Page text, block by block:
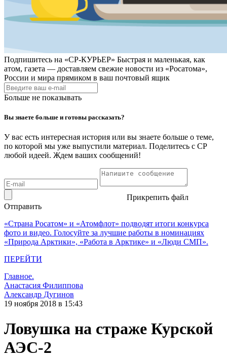
Подпишитесь на «СР-КУРЬЕР» Быстрая и маленькая, как
атом, газета — доставляем свежие новости из «Росатома»,
России и мира прямиком в ваш почтовый ящик
Больше не показывать
Вы знаете больше и готовы рассказать?
У вас есть интересная история или вы знаете больше о теме,
по которой мы уже выпустили материал. Поделитесь с СР
любой идеей. Ждем ваших сообщений!
Прикрепить файл
Отправить
«Страна Росатом» и «Атомфлот» подводят итоги конкурса
фото и видео. Голосуйте за лучшие работы в номинациях
«Природа Арктики», «Работа в Арктике» и «Люди СМП».
ПЕРЕЙТИ
Главное.
Анастасия Филиппова
Александр Дугинов
19 ноября 2018 в 15:43
Ловушка на страже Курской
АЭС-2